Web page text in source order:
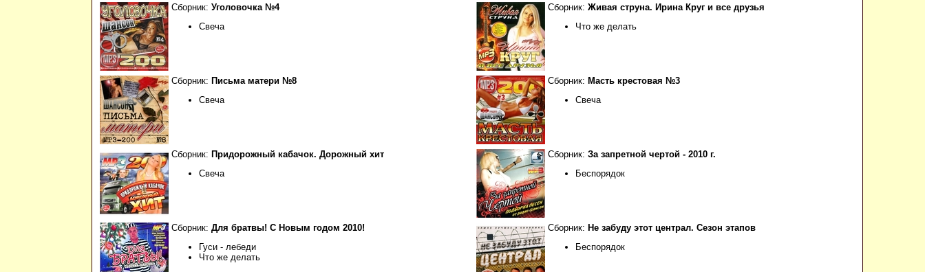
Сборник: Уголовочка №4
Свеча
Сборник: Живая струна. Ирина Круг и все друзья
Что же делать
Сборник: Письма матери №8
Свеча
Сборник: Масть крестовая №3
Свеча
Сборник: Придорожный кабачок. Дорожный хит
Свеча
Сборник: За запретной чертой - 2010 г.
Беспорядок
Сборник: Для братвы! С Новым годом 2010!
Гуси - лебеди
Что же делать
Сборник: Не забуду этот централ. Сезон этапов
Беспорядок